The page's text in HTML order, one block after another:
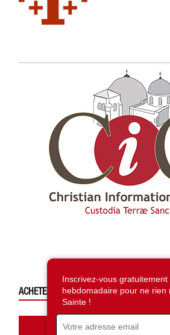
ACHETEZ CE NUMÉRO
Accédez à la
Inscrivez-vous
hebdomadaire pour ne rien
Sainte !